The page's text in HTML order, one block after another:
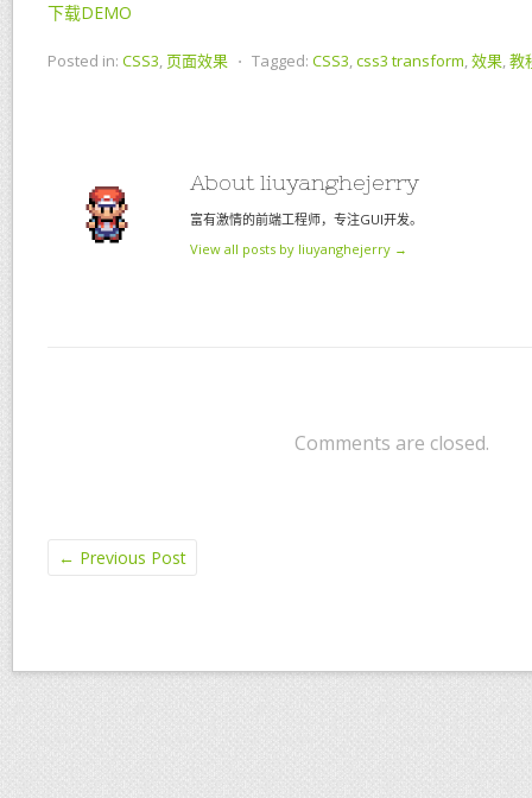
下载DEMO
Posted in: CSS3, 页面效果 ⋅ Tagged: CSS3,css3 transform,效果,教
About liuyanghejerry
富有激情的前端工程师，专注GUI开发。
View all posts by liuyanghejerry →
Comments are closed.
← Previous Post